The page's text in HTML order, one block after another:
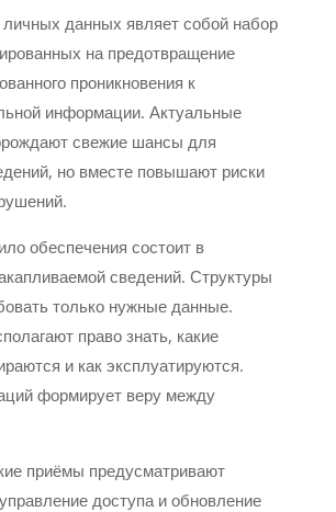
личных данных являет собой набор
на предотвращение
проникновения к
информации. Актуальные
свежие шансы для
но вместе повышают риски
обеспечения состоит в
сведений. Структуры
только нужные данные.
право знать, какие
и как эксплуатируются.
формирует веру между
приёмы предусматривают
доступа и обновление